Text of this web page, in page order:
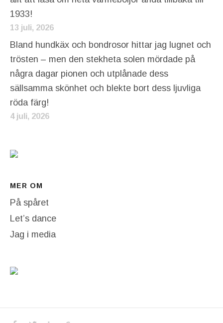
1933!
13 juli, 2026
Bland hundkäx och bondrosor hittar jag lugnet och
trösten – men den stekheta solen mördade på
några dagar pionen och utplånade dess
sällsamma skönhet och blekte bort dess ljuvliga
röda färg!
4 juli, 2026
MER OM
På spåret
Let’s dance
Jag i media